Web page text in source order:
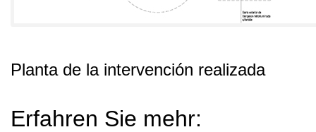
Planta de la intervención realizada
Erfahren Sie mehr: